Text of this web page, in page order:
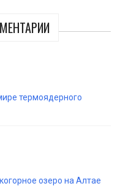
термоядерного
озеро на Алтае